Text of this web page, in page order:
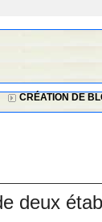
CRÉATION DE
deux